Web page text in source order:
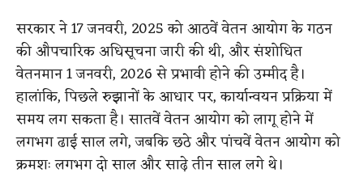
सरकार ने 17 जनवरी, 2025 को आठवें वेतन आयोग के गठन
की औपचारिक अधिसूचना जारी की थी, और संशोधित
वेतनमान 1 जनवरी, 2026 से प्रभावी होने की उम्मीद है।
हालांकि, पिछले रुझानों के आधार पर, कार्यान्वयन प्रक्रिया में
समय लग सकता है। सातवें वेतन आयोग को लागू होने में
लगभग ढाई साल लगे, जबकि छठे और पांचवें वेतन आयोग को
क्रमशः लगभग दो साल और साढ़े तीन साल लगे थे।